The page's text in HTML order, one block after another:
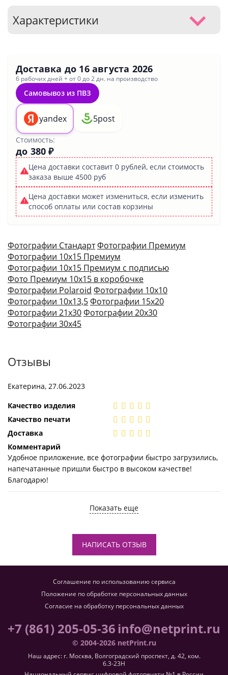
Характеристики
Доставка до 16 августа 2026
6 рабочих дней + от 0 до 2 дн. на производство
Самовывоз из ПВЗ
yandex 5post
Стоимость:
до 380 ₽
Цена доставки составит 0 рублей, если стоимость
заказа выше 4500 руб
Цена доставки может измениться, если изменить
способ оплаты или состав корзины
Фотографии СтандартФотографии Премиум
Фотографии 10х15 Премиум
Фотографии 10х15 Премиум с подписью
Фото Премиум 10х15 в коробочке
Фотографии Polaroid Фотографии 10х10
Фотографии 10х13,5Фотографии 15х20
Фотографии 21х30Фотографии 20х30
Фотографии 30х45
Отзывы
Екатерина, 27.06.2023
Качество изделия
Качество печати
Доставка
Комментарий
Удобное приложение, все фотографии быстро загрузились,
напечатанные пришли быстро в высоком качестве!
Благодарю!
Показать еще
НАПИСАТЬ ОТЗЫВ
Соглашение по использованию сервиса
Положение по обработке персональных данных
Согласие на обработку персональных данных
+7 (861) 205-05-36info@netprint.ru
© 2004-2026 netPrint.ru
Наш адрес: г. Москва, Волгоградский проспект, д. 42, ком.
6.3-23H